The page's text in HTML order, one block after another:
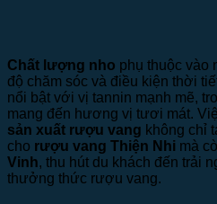
Chất lượng nho phụ thuộc vào
độ chăm sóc và điều kiện thời
nổi bật với vị tannin mạnh mẽ,
mang đến hương vị tươi mát.
sản xuất rượu vang không chỉ
cho rượu vang Thiện Nhi mà
Vinh, thu hút du khách đến trải
thưởng thức rượu vang.